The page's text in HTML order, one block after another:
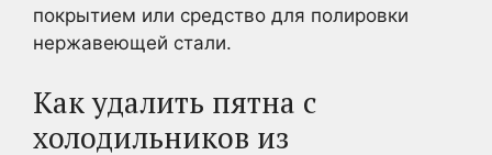
покрытием или средство для полировки
нержавеющей стали.
Как удалить пятна с
холодильников из